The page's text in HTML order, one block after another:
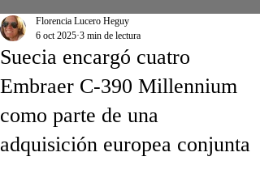
Suecia encargó cuatro
Embraer C-390 Millennium
como parte de una
adquisición europea conjunta
Florencia Lucero Heguy
6 oct 2025 3 min de lectura